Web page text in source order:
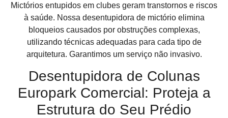
Mictórios entupidos em clubes geram transtornos e riscos
à saúde. Nossa desentupidora de mictório elimina
bloqueios causados por obstruções complexas,
utilizando técnicas adequadas para cada tipo de
arquitetura. Garantimos um serviço não invasivo.
Desentupidora de Colunas
Europark Comercial: Proteja a
Estrutura do Seu Prédio